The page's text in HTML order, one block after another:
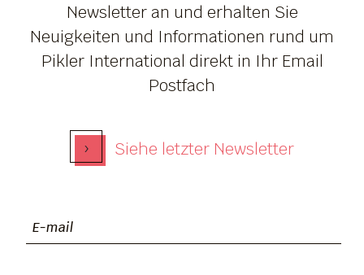
Newsletter an und erhalten Sie
Neuigkeiten und Informationen rund um
Pikler International direkt in Ihr Email
Postfach
› Siehe letzter Newsletter